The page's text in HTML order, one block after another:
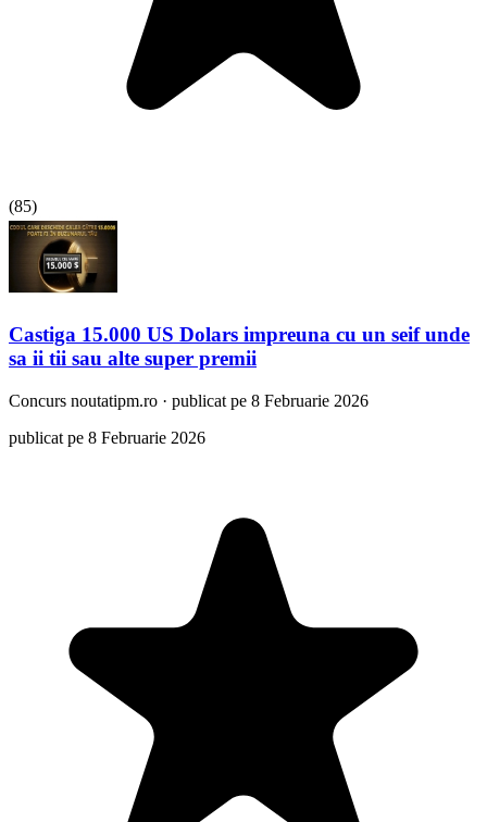
(85)
Castiga 15.000 US Dolars impreuna cu un seif unde
sa ii tii sau alte super premii
Concurs noutatipm.ro · publicat pe 8 Februarie 2026
publicat pe 8 Februarie 2026